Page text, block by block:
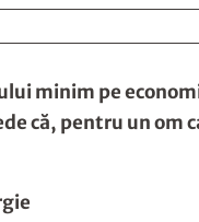
minim pe
că, pentru un om